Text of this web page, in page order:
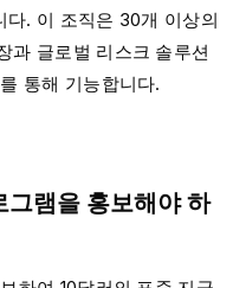
다. 이 조직은 30개 이상의
과 글로벌 리스크 솔루션
통해 기능합니다.
램을 홍보해야 하